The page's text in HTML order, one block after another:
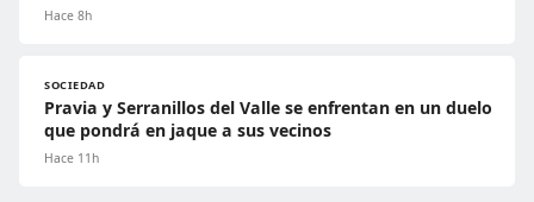
Hace 8h
SOCIEDAD
Pravia y Serranillos del Valle se enfrentan en un duelo
que pondrá en jaque a sus vecinos
Hace 11h